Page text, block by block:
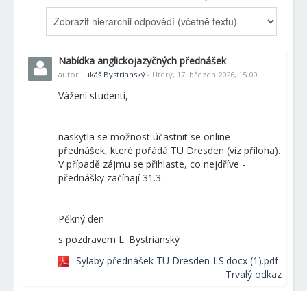
Nabídka anglickojazyčných přednášek
autor Lukáš Bystrianský - Úterý, 17. březen 2026, 15.00
Vážení studenti,
naskytla se možnost účastnit se online
přednášek, které pořádá TU Dresden (viz příloha).
V případě zájmu se přihlaste, co nejdříve -
přednášky začínají 31.3.
Pěkný den
s pozdravem L. Bystrianský
Sylaby přednášek TU Dresden-LS.docx (1).pdf
Trvalý odkaz